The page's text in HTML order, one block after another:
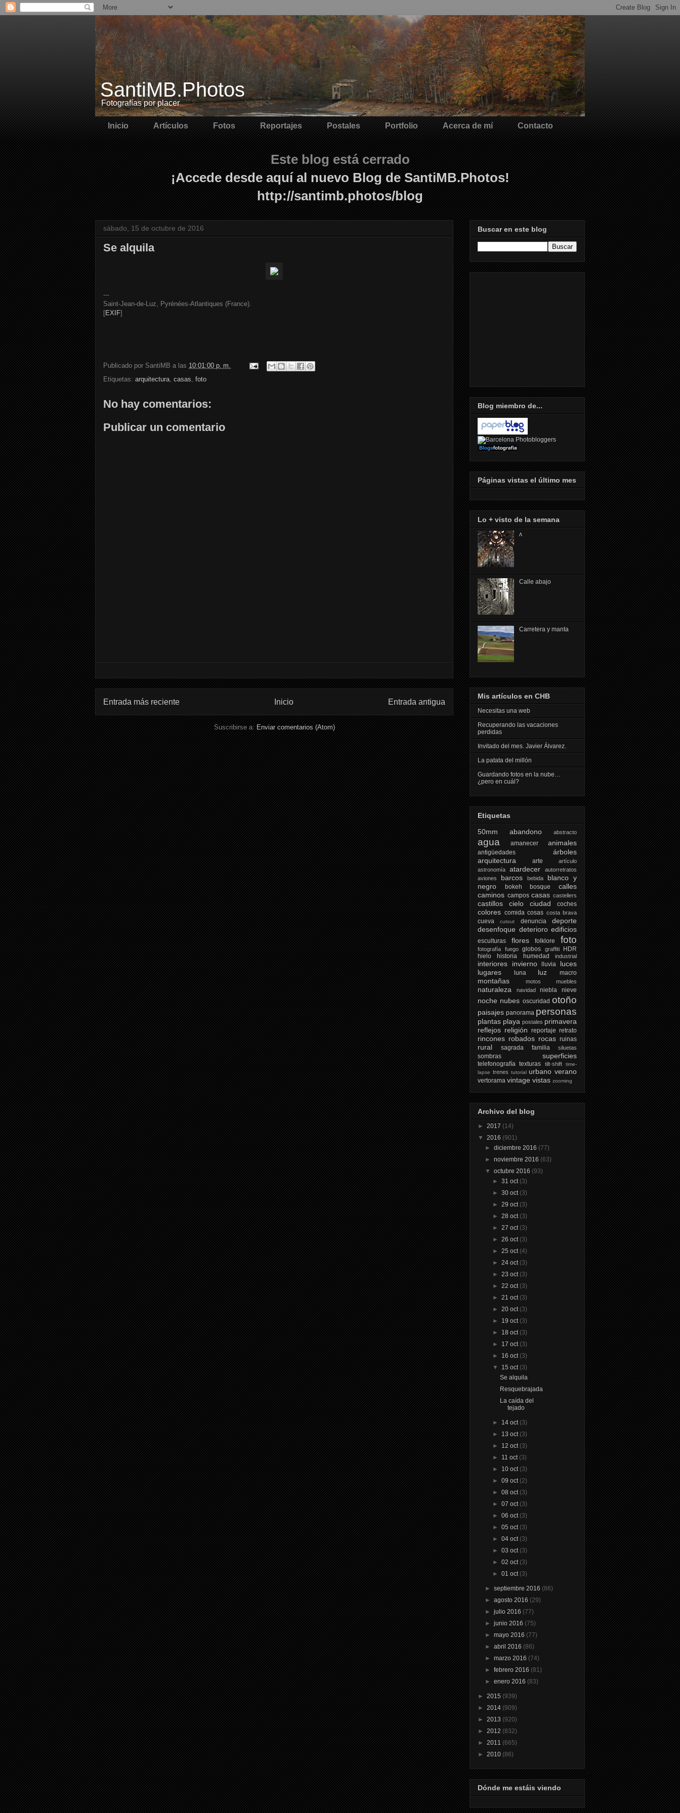
SantiMB.Photos
Fotografías por placer
Inicio Artículos Fotos Reportajes Postales Portfolio Acerca de mí Contacto
Este blog está cerrado
¡Accede desde aquí al nuevo Blog de SantiMB.Photos!
http://santimb.photos/blog
sábado, 15 de octubre de 2016
Se alquila
---
Saint-Jean-de-Luz, Pyrénées-Atlantiques (France).
[EXIF]
Publicado por SantiMB a las 10:01:00 p. m.
Etiquetas: arquitectura, casas, foto
No hay comentarios:
Publicar un comentario
Entrada más reciente Entrada antigua
Inicio
Suscribirse a:Enviar comentarios (Atom)
Buscar en este blog
Blog miembro de...
Páginas vistas el último mes
Lo + visto de la semana
ᴧ
Calle abajo
Carretera y manta
Mis artículos en CHB
Necesitas una web
Recuperando las vacaciones
perdidas
Invitado del mes. Javier Álvarez.
La patata del millón
Guardando fotos en la nube…
¿pero en cuál?
Etiquetas
50mm
abandono abstracto
agua amanecer animales
antigüedades
árboles
arquitectura
arte
artículo
astronomía
atardecer
autorretratos
aviones
barcos bebida
blanco y
negro
bokeh bosque
calles
caminos campos casas castellers
castillos cielo ciudad coches
colores comida cosas costa brava
cueva cutout denuncia
deporte
desenfoque deterioro edificios
esculturas flores folklore foto
fotografía fuego globos graffiti
HDR
hielo
historia humedad industrial
interiores invierno lluvia
luces
lugares
luna luz macro
montañas motos muebles
naturaleza navidad niebla nieve
noche nubes oscuridad otoño
paisajes panorama personas
plantas playa postales primavera
reflejos religión reportaje retrato
rincones robados rocas ruinas
rural sagrada familia siluetas
sombras superficies
telefonografía texturas tilt-shift
time-
lapse trenes tutorial urbano verano
vertorama vintage vistas zooming
Archivo del blog
► 2017 (14)
▼ 2016 (901)
►diciembre 2016 (77)
►noviembre 2016 (63)
▼octubre 2016 (93)
► 31 oct (3)
► 30 oct (3)
► 29 oct (3)
► 28 oct (3)
► 27 oct (3)
► 26 oct (3)
► 25 oct (4)
► 24 oct (3)
► 23 oct (3)
► 22 oct (3)
► 21 oct (3)
► 20 oct (3)
► 19 oct (3)
► 18 oct (3)
► 17 oct (3)
► 16 oct (3)
▼ 15 oct (3)
Se alquila
Resquebrajada
La caída del
tejado
► 14 oct (3)
► 13 oct (3)
► 12 oct (3)
► 11 oct (3)
► 10 oct (3)
► 09 oct (2)
► 08 oct (3)
► 07 oct (3)
► 06 oct (3)
► 05 oct (3)
► 04 oct (3)
► 03 oct (3)
► 02 oct (3)
► 01 oct (3)
►septiembre 2016 (86)
►agosto 2016 (29)
►julio 2016 (77)
►junio 2016 (75)
►mayo 2016 (77)
►abril 2016 (86)
►marzo 2016 (74)
►febrero 2016 (81)
►enero 2016 (83)
► 2015 (939)
► 2014 (909)
► 2013 (920)
► 2012 (832)
► 2011 (665)
► 2010 (86)
Dónde me estáis viendo